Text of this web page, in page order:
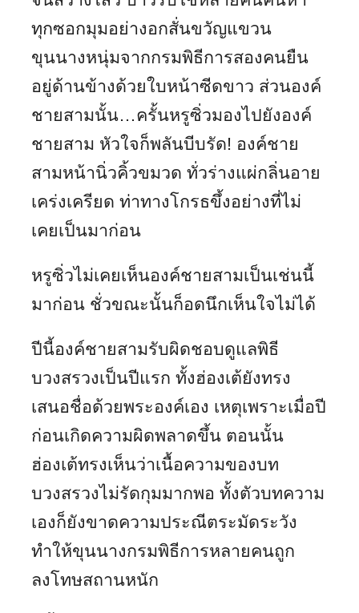
ทุกซอกมุมอย่างอกสั่นขวัญแขวน
ขุนนางหนุ่มจากกรมพิธีการสองคนยืน
อยู่ด้านข้างด้วยใบหน้าซีดขาว ส่วนองค์
ชายสามนั้น…ครั้นหรูซิ่วมองไปยังองค์
ชายสาม หัวใจก็พลันบีบรัด! องค์ชาย
สามหน้านิ่วคิ้วขมวด ทั่วร่างแผ่กลิ่นอาย
เคร่งเครียด ท่าทางโกรธขึ้งอย่างที่ไม่
เคยเป็นมาก่อน
หรูซิ่วไม่เคยเห็นองค์ชายสามเป็นเช่นนี้
มาก่อน ชั่วขณะนั้นก็อดนึกเห็นใจไม่ได้
ปีนี้องค์ชายสามรับผิดชอบดูแลพิธี
บวงสรวงเป็นปีแรก ทั้งฮ่องเต้ยังทรง
เสนอชื่อด้วยพระองค์เอง เหตุเพราะเมื่อปี
ก่อนเกิดความผิดพลาดขึ้น ตอนนั้น
ฮ่องเต้ทรงเห็นว่าเนื้อความของบท
บวงสรวงไม่รัดกุมมากพอ ทั้งตัวบทความ
เองก็ยังขาดความประณีตระมัดระวัง
ทำให้ขุนนางกรมพิธีการหลายคนถูก
ลงโทษสถานหนัก